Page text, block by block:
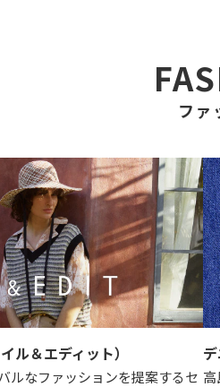
ファ
ル＆エディット）
ルなファッションを提案するセ